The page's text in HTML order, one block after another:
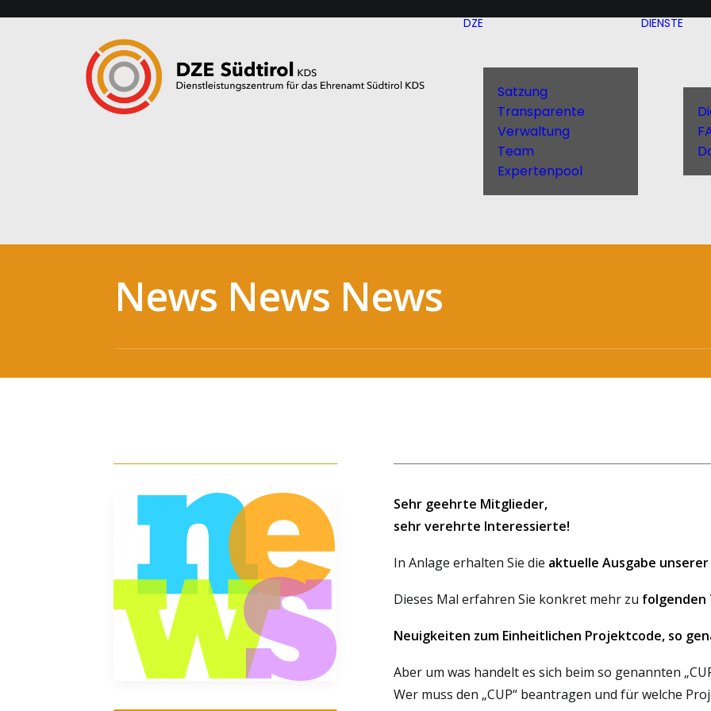
DZE
Satzung
Transparente
Verwaltung
Team
Expertenpool
DIENSTE
News News News
Sehr geehrte Mitglieder,
sehr verehrte Interessierte!
In Anlage erhalten Sie die aktuelle Ausgabe unserer
Dieses Mal erfahren Sie konkret mehr zu folgenden
Neuigkeiten zum Einheitlichen Projektcode, so
Aber um was handelt es sich beim so genannten
Wer muss den „CUP“ beantragen und für welche